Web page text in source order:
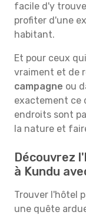
facile d'y
profiter d'une
habitant.
Et pour ceux
vraiment et de
campagne ou
exactement ce
endroits sont
la nature et
Découvrez
à Kundu
Trouver l'hôtel
une quête